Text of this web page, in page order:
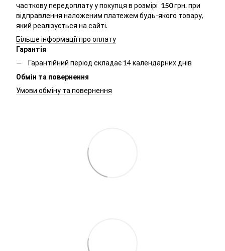
часткову передоплату у покупця в розмірі 150грн. при
відправлення наложеним платежем будь-якого товару,
який реалізується на сайті.
Більше інформації про оплату
Гарантія
Гарантійний період складає 14 календарних днів
Обмін та повернення
Умови обміну та повернення